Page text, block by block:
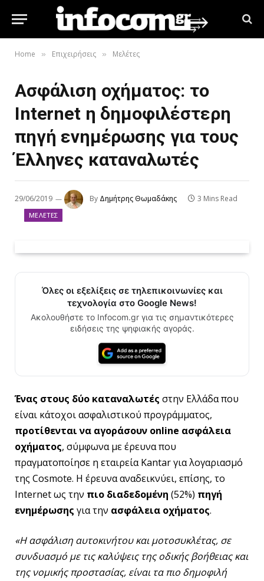
Home » Επιχειρήσεις » Μελέτες
Ασφάλιση οχήματος: το
Internet η δημοφιλέστερη
πηγή ενημέρωσης για τους
Έλληνες καταναλωτές
29/06/2019 By Δημήτρης Θωμαδάκης 3 Mins Read
ΜΕΛΈΤΕΣ
Όλες οι εξελίξεις σε τηλεπικοινωνίες και
τεχνολογία στο Google News!
Ακολουθήστε το Infocom.gr για τις σημαντικότερες
ειδήσεις της ψηφιακής αγοράς.
Ένας στους δύο καταναλωτές στην Ελλάδα που
είναι κάτοχοι ασφαλιστικού προγράμματος,
προτίθενται να αγοράσουν online ασφάλεια
οχήματος, σύμφωνα με έρευνα που
πραγματοποίησε η εταιρεία Kantar για λογαριασμό
της Cosmote. Η έρευνα αναδεικνύει, επίσης, το
Internet ως την πιο διαδεδομένη (52%) πηγή
ενημέρωσης για την ασφάλεια οχήματος.
«Η ασφάλιση αυτοκινήτου και μοτοσυκλέτας, σε
συνδυασμό με τις καλύψεις της οδικής βοήθειας και
της νομικής προστασίας, είναι τα πιο δημοφιλή